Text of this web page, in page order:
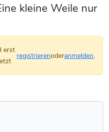
kleine Weile nur
erst
registrierenoderanmelden.